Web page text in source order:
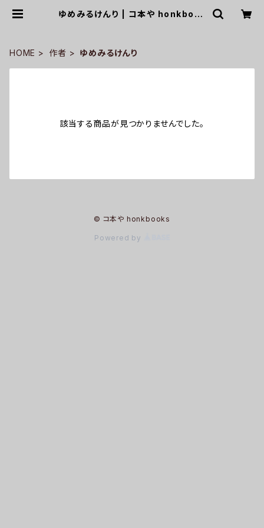
ゆめみるけんり | コ本や honkbook
HOME 作者 ゆめみるけんり
該当する商品が見つかりませんでした。
© コ本や honkbooks
Powered by